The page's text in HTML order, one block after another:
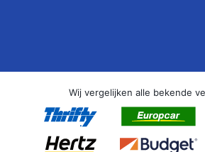
Wij vergelijken alle bekende